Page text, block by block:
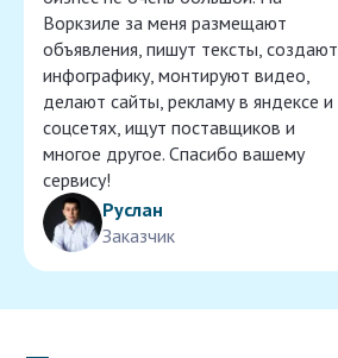
Воркзиле за меня размещают
объявления, пишут тексты, создают
инфографику, монтируют видео,
делают сайты, рекламу в яндексе и
соцсетях, ищут поставщиков и
многое другое. Спасибо вашему
сервису!
Руслан
Заказчик